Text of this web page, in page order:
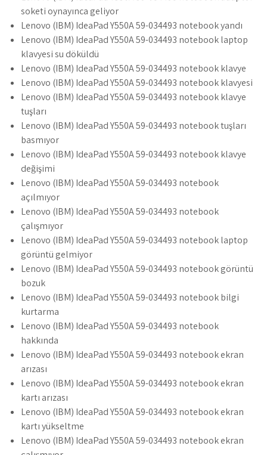
soketi oynayınca geliyor
Lenovo (IBM) IdeaPad Y550A 59-034493 notebook yandı
Lenovo (IBM) IdeaPad Y550A 59-034493 notebook laptop
klavyesi su döküldü
Lenovo (IBM) IdeaPad Y550A 59-034493 notebook klavye
Lenovo (IBM) IdeaPad Y550A 59-034493 notebook klavyesi
Lenovo (IBM) IdeaPad Y550A 59-034493 notebook klavye
tuşları
Lenovo (IBM) IdeaPad Y550A 59-034493 notebook tuşları
basmıyor
Lenovo (IBM) IdeaPad Y550A 59-034493 notebook klavye
değişimi
Lenovo (IBM) IdeaPad Y550A 59-034493 notebook
açılmıyor
Lenovo (IBM) IdeaPad Y550A 59-034493 notebook
çalışmıyor
Lenovo (IBM) IdeaPad Y550A 59-034493 notebook laptop
görüntü gelmiyor
Lenovo (IBM) IdeaPad Y550A 59-034493 notebook görüntü
bozuk
Lenovo (IBM) IdeaPad Y550A 59-034493 notebook bilgi
kurtarma
Lenovo (IBM) IdeaPad Y550A 59-034493 notebook
hakkında
Lenovo (IBM) IdeaPad Y550A 59-034493 notebook ekran
arızası
Lenovo (IBM) IdeaPad Y550A 59-034493 notebook ekran
kartı arızası
Lenovo (IBM) IdeaPad Y550A 59-034493 notebook ekran
kartı yükseltme
Lenovo (IBM) IdeaPad Y550A 59-034493 notebook ekran